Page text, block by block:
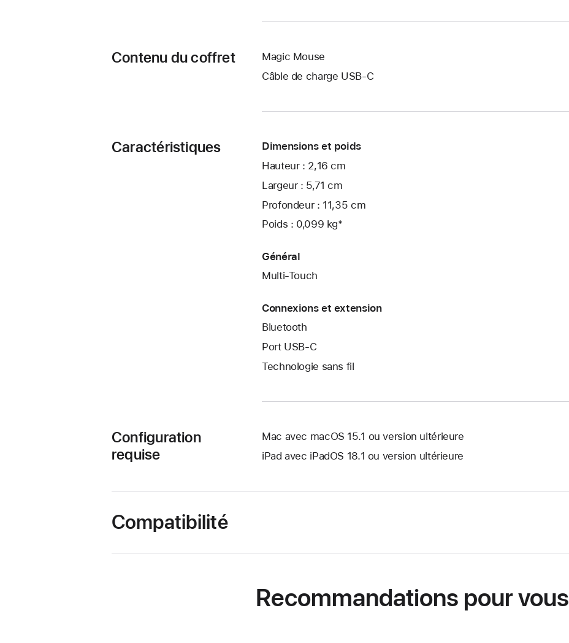
Contenu du coffret
Magic Mouse
Câble de charge USB‑C
Caractéristiques
Dimensions et poids
Hauteur : 2,16 cm
Largeur : 5,71 cm
Profondeur : 11,35 cm
Poids : 0,099 kg*
Général
Multi-Touch
Connexions et extension
Bluetooth
Port USB‑C
Technologie sans fil
Configuration
requise
Mac avec macOS 15.1 ou version ultérieure
iPad avec iPadOS 18.1 ou version ultérieure
Compatibilité
Recommandations pour vous